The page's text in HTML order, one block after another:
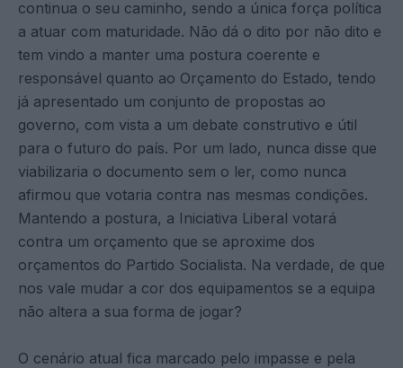
continua o seu caminho, sendo a única força política
a atuar com maturidade. Não dá o dito por não dito e
tem vindo a manter uma postura coerente e
responsável quanto ao Orçamento do Estado, tendo
já apresentado um conjunto de propostas ao
governo, com vista a um debate construtivo e útil
para o futuro do país. Por um lado, nunca disse que
viabilizaria o documento sem o ler, como nunca
afirmou que votaria contra nas mesmas condições.
Mantendo a postura, a Iniciativa Liberal votará
contra um orçamento que se aproxime dos
orçamentos do Partido Socialista. Na verdade, de que
nos vale mudar a cor dos equipamentos se a equipa
não altera a sua forma de jogar?
O cenário atual fica marcado pelo impasse e pela